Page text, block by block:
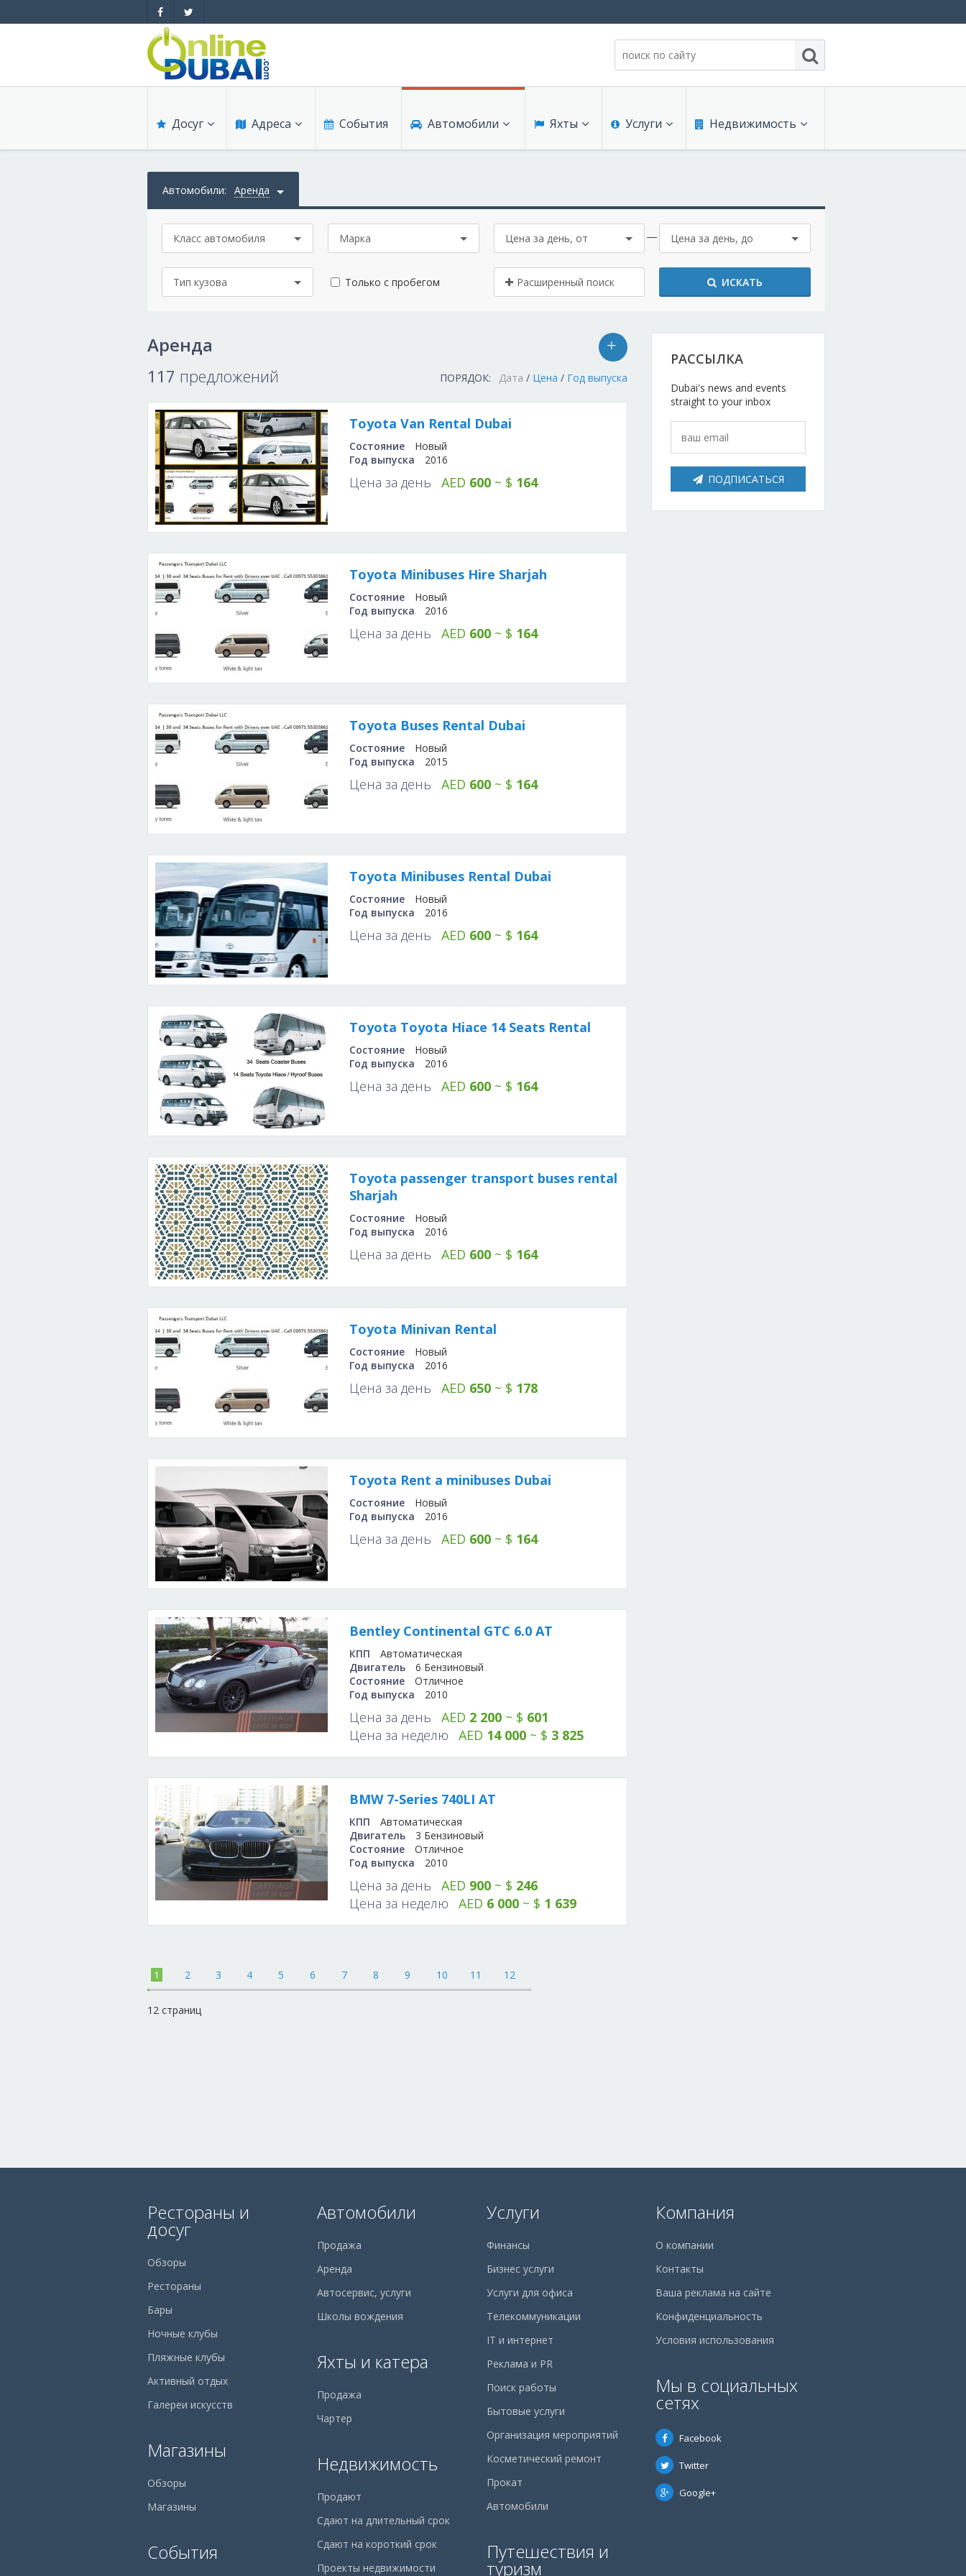
Досуг
Обзоры
Рестораны
Бары
Ночные клубы
Активный отдых
Галереи искусств
Адреса
Обзоры
Медицина
Образование
Магазины
События Автомобили
Аренда
Автосервис, услуги
Школы вождения
Яхты
Чартер
Услуги
Бизнес услуги
Услуги для офиса
Телекоммуникации
Реклама и PR
Поиск работы
Бытовые услуги
Прокат
Недвижимость
Сдают на длительный срок
Сдают на короткий срок
Проекты недвижимости
Автомобили: Аренда
Класс автомобиля Марка Цена за день, от Цена за день, до
Тип кузова Только с пробегом Расширенный поиск ИСКАТЬ
ДОБАВИТЬ
ПРЕДЛОЖЕНИЕ
Аренда
117 предложений ПОРЯДОК: Дата / Цена / Год выпуска
Toyota Van Rental Dubai
Состояние
Новый
Год выпуска
2016
Цена за день AED 600 ~ $ 164
Toyota Minibuses Hire Sharjah
Состояние
Новый
Год выпуска
2016
Цена за день AED 600 ~ $ 164
Toyota Buses Rental Dubai
Состояние
Новый
Год выпуска
2015
Цена за день AED 600 ~ $ 164
Toyota Minibuses Rental Dubai
Состояние
Новый
Год выпуска
2016
Цена за день AED 600 ~ $ 164
Toyota Toyota Hiace 14 Seats Rental
Состояние
Новый
Год выпуска
2016
Цена за день AED 600 ~ $ 164
Toyota passenger transport buses rental
Sharjah
Состояние
Новый
Год выпуска
2016
Цена за день AED 600 ~ $ 164
Toyota Minivan Rental
Состояние
Новый
Год выпуска
2016
Цена за день AED 650 ~ $ 178
Toyota Rent a minibuses Dubai
Состояние
Новый
Год выпуска
2016
Цена за день AED 600 ~ $ 164
Bentley Continental GTC 6.0 AT
КПП
Автоматическая
Двигатель
6 Бензиновый
Состояние
Отличное
Год выпуска
2010
Цена за день AED 2 200 ~ $ 601
Цена за неделю
AED 14 000 ~ $ 3 825
BMW 7-Series 740LI AT
КПП
Автоматическая
Двигатель
3 Бензиновый
Состояние
Отличное
Год выпуска
2010
Цена за день AED 900 ~ $ 246
Цена за неделю
AED 6 000 ~ $ 1 639
12 страниц
РАССЫЛКА
Dubai's news and events
straight to your inbox
ПОДПИСАТЬСЯ
Рестораны и
досуг
Обзоры
Рестораны
Бары
Ночные клубы
Пляжные клубы
Активный отдых
Галереи искусств
Магазины
Обзоры
Магазины
События
Автомобили
Продажа
Аренда
Автосервис, услуги
Школы вождения
Яхты и катера
Продажа
Чартер
Недвижимость
Продают
Сдают на длительный срок
Сдают на короткий срок
Проекты недвижимости
Услуги
Финансы
Бизнес услуги
Услуги для офиса
Телекоммуникации
IT и интернет
Реклама и PR
Поиск работы
Бытовые услуги
Организация мероприятий
Косметический ремонт
Прокат
Автомобили
Путешествия и
туризм
Компания
О компании
Контакты
Ваша реклама на сайте
Конфиденциальность
Условия использования
Мы в социальных
сетях
Facebook
Twitter
Google+